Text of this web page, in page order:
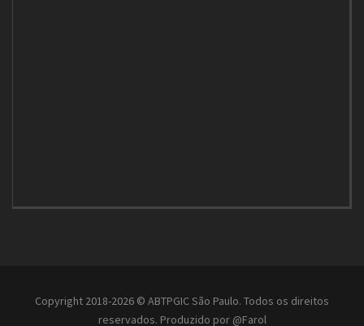
Copyright 2018-2026 © ABTPGIC São Paulo. Todos os direitos
reservados. Produzido por @Farol